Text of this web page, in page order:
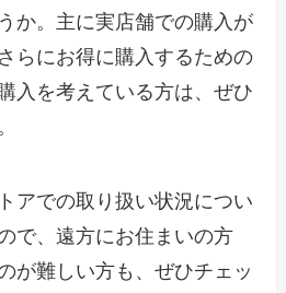
か。主に実店舗での購入が
らにお得に購入するための
入を考えている方は、ぜひ
アでの取り扱い状況につい
で、遠方にお住まいの方
が難しい方も、ぜひチェッ